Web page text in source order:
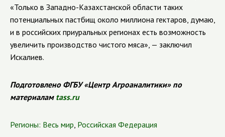
«Только в Западно-Казахстанской области таких
потенциальных пастбищ около миллиона гектаров, думаю,
и в российских приуральных регионах есть возможность
увеличить производство чистого мяса», — заключил
Искалиев.
Подготовлено ФГБУ «Центр Агроаналитики» по
материалам tass.ru
Регионы: Весь мир, Российская Федерация